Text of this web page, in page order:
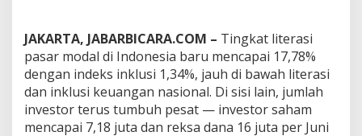
k
a
n
I
n
v
a
JAKARTA, JABARBICARA.COM – Tingkat literasi
pasar modal di Indonesia baru mencapai 17,78%
dengan indeks inklusi 1,34%, jauh di bawah literasi
dan inklusi keuangan nasional. Di sisi lain, jumlah
investor terus tumbuh pesat — investor saham
mencapai 7,18 juta dan reksa dana 16 juta per Juni